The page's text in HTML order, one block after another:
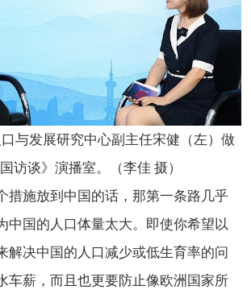
与发展研究中心副主任宋健（左）做
访谈》演播室。（李佳 摄）
措施放到中国的话，那第一条路几乎
中国的人口体量太大。即使你希望以
解决中国的人口减少或低生育率的问
车薪，而且也更要防止像欧洲国家所